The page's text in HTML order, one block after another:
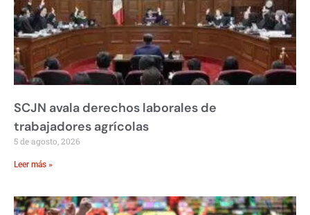
SCJN avala derechos laborales de
trabajadores agrícolas
5 de agosto, 2026
Leer más »